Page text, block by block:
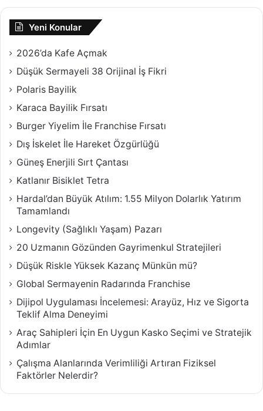
Yeni Konular
2026’da Kafe Açmak
Düşük Sermayeli 38 Orijinal İş Fikri
Polaris Bayilik
Karaca Bayilik Fırsatı
Burger Yiyelim İle Franchise Fırsatı
Dış İskelet İle Hareket Özgürlüğü
Güneş Enerjili Sırt Çantası
Katlanır Bisiklet Tetra
Hardal’dan Büyük Atılım: 1.55 Milyon Dolarlık Yatırım
Tamamlandı
Longevity (Sağlıklı Yaşam) Pazarı
20 Uzmanın Gözünden Gayrimenkul Stratejileri
Düşük Riskle Yüksek Kazanç Münkün mü?
Global Sermayenin Radarında Franchise
Dijipol Uygulaması İncelemesi: Arayüz, Hız ve Sigorta
Teklif Alma Deneyimi
Araç Sahipleri İçin En Uygun Kasko Seçimi ve Stratejik
Adımlar
Çalışma Alanlarında Verimliliği Artıran Fiziksel
Faktörler Nelerdir?